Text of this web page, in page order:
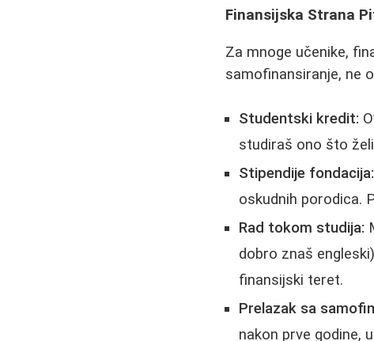
Finansijska Strana
Za mnoge učenike,
samofinansiranje, ne
Studentski kredit:
studiraš ono što
Stipendije fondacija:
oskudnih porodica.
Rad tokom studija:
dobro znaš
finansijski teret.
Prelazak sa
nakon prve godine,